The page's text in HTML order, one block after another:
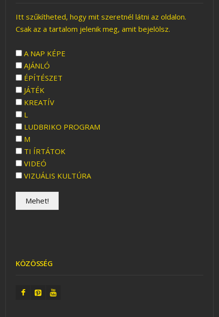
Itt szűkítheted, hogy mit szeretnél látni az oldalon.
Csak az a tartalom jelenik meg, amit bejelölsz.
A NAP KÉPE
AJÁNLÓ
ÉPÍTÉSZET
JÁTÉK
KREATÍV
L
LUDBRIKO PROGRAM
M
TI ÍRTÁTOK
VIDEÓ
VIZUÁLIS KULTÚRA
KÖZÖSSÉG